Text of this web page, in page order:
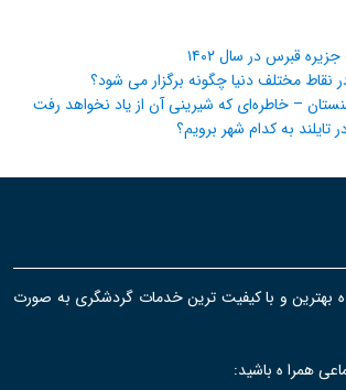
قبرس در سال ۱۴۰۲
نقاط مختلف دنیا چگونه برگزار می شود؟
– خاطره‌ای که شیرینی آن از یاد نخواهد رفت
تایلند به کدام شهر برویم؟
بهترین و با کیفیت ترین خدمات گردشگری به صورت
همرا ه باشید: